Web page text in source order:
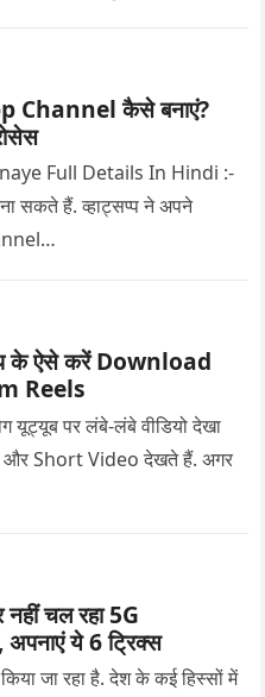
Channel कैसे बनाएं?
Full Details In Hindi :-
सकते हैं. व्हाट्सप्प ने अपने
के ऐसे करें Download
Reels
यूट्यूब पर लंबे-लंबे वीडियो देखा
Short Video देखते हैं. अगर
चल रहा 5G
ये 6 ट्रिक्स
जा रहा है. देश के कई हिस्सों में